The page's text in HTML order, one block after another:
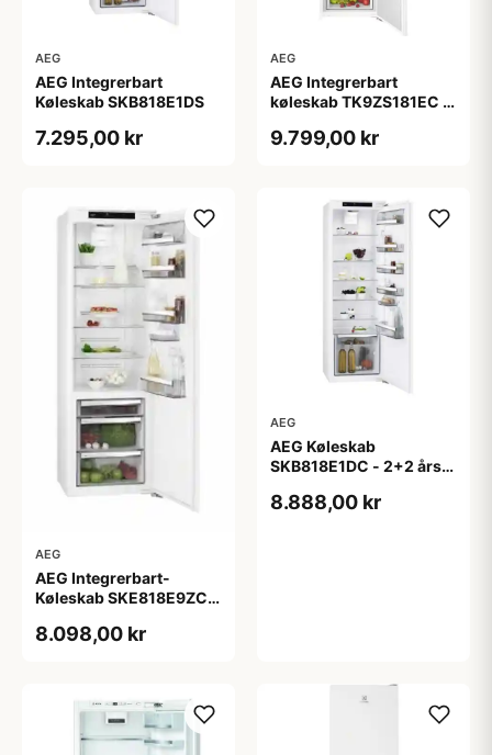
AEG
AEG Integrerbart
Køleskab SKB818E1DS
7.295,00 kr
AEG
AEG Integrerbart
køleskab TK9ZS181EC -
9.799,00 kr
AEG
AEG Integrerbart-
Køleskab SKE818E9ZC -
8.098,00 kr
AEG
AEG Køleskab
SKB818E1DC - 2+2 års
8.888,00 kr